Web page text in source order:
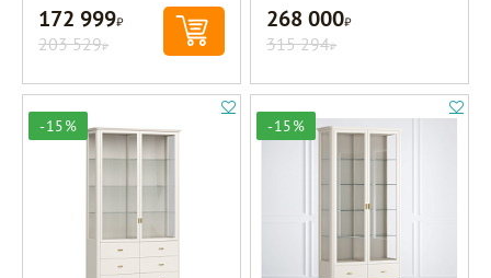
172 999Р
203 529Р
268 000Р
315 294Р
-15% -15%